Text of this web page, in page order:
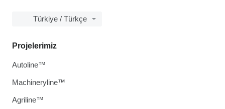
Türkiye / Türkçe
Projelerimiz
Autoline™
Machineryline™
Agriline™